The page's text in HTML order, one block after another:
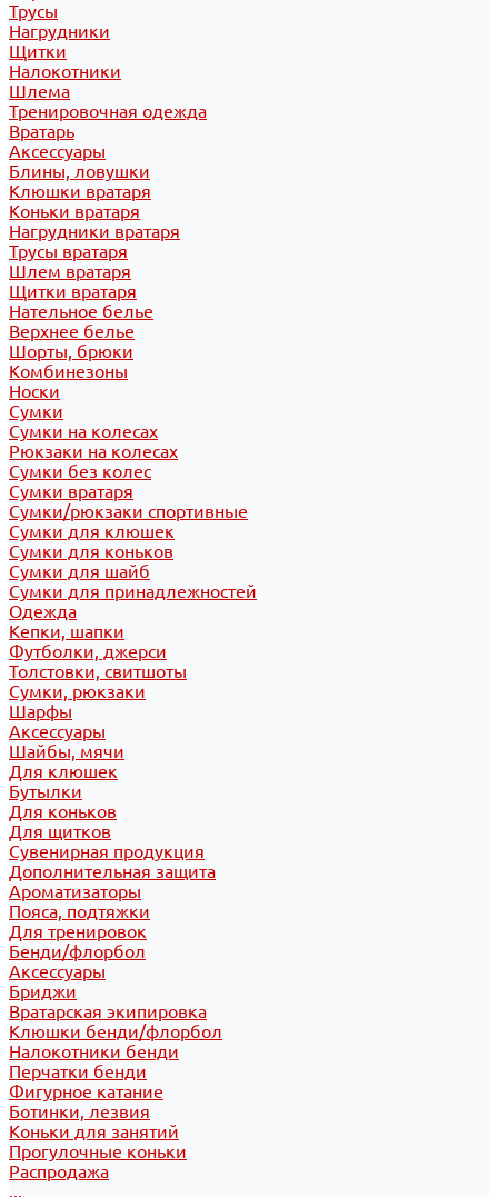
Трусы
Нагрудники
Щитки
Налокотники
Шлема
Тренировочная одежда
Вратарь
Аксессуары
Блины, ловушки
Клюшки вратаря
Коньки вратаря
Нагрудники вратаря
Трусы вратаря
Шлем вратаря
Щитки вратаря
Нательное белье
Верхнее белье
Шорты, брюки
Комбинезоны
Носки
Сумки
Сумки на колесах
Рюкзаки на колесах
Сумки без колес
Сумки вратаря
Сумки/рюкзаки спортивные
Сумки для клюшек
Сумки для коньков
Сумки для шайб
Сумки для принадлежностей
Одежда
Кепки, шапки
Футболки, джерси
Толстовки, свитшоты
Сумки, рюкзаки
Шарфы
Аксессуары
Шайбы, мячи
Для клюшек
Бутылки
Для коньков
Для щитков
Сувенирная продукция
Дополнительная защита
Ароматизаторы
Пояса, подтяжки
Для тренировок
Бенди/флорбол
Аксессуары
Бриджи
Вратарская экипировка
Клюшки бенди/флорбол
Налокотники бенди
Перчатки бенди
Фигурное катание
Ботинки, лезвия
Коньки для занятий
Прогулочные коньки
Распродажа
...